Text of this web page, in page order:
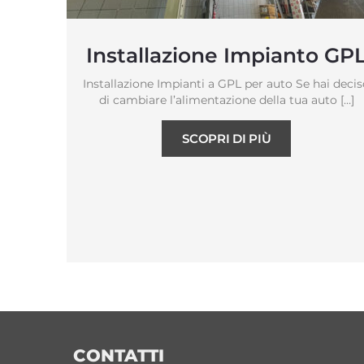
Installazione Impianto
Installazione Impianti a GPL per auto Se hai
di cambiare l’alimentazione della tua auto […]
SCOPRI DI PIÙ
CONTATTI